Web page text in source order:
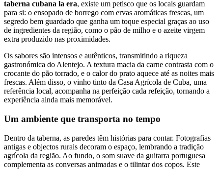
taberna cubana la era, existe um petisco que os locais guardam
para si: o ensopado de borrego com ervas aromáticas frescas, um
segredo bem guardado que ganha um toque especial graças ao uso
de ingredientes da região, como o pão de milho e o azeite virgem
extra produzido nas proximidades.
Os sabores são intensos e autênticos, transmitindo a riqueza
gastronómica do Alentejo. A textura macia da carne contrasta com o
crocante do pão torrado, e o calor do prato aquece até as noites mais
frescas. Além disso, o vinho tinto da Casa Agrícola de Cuba, uma
referência local, acompanha na perfeição cada refeição, tornando a
experiência ainda mais memorável.
Um ambiente que transporta no tempo
Dentro da taberna, as paredes têm histórias para contar. Fotografias
antigas e objectos rurais decoram o espaço, lembrando a tradição
agrícola da região. Ao fundo, o som suave da guitarra portuguesa
complementa as conversas animadas e o tilintar dos copos. Este